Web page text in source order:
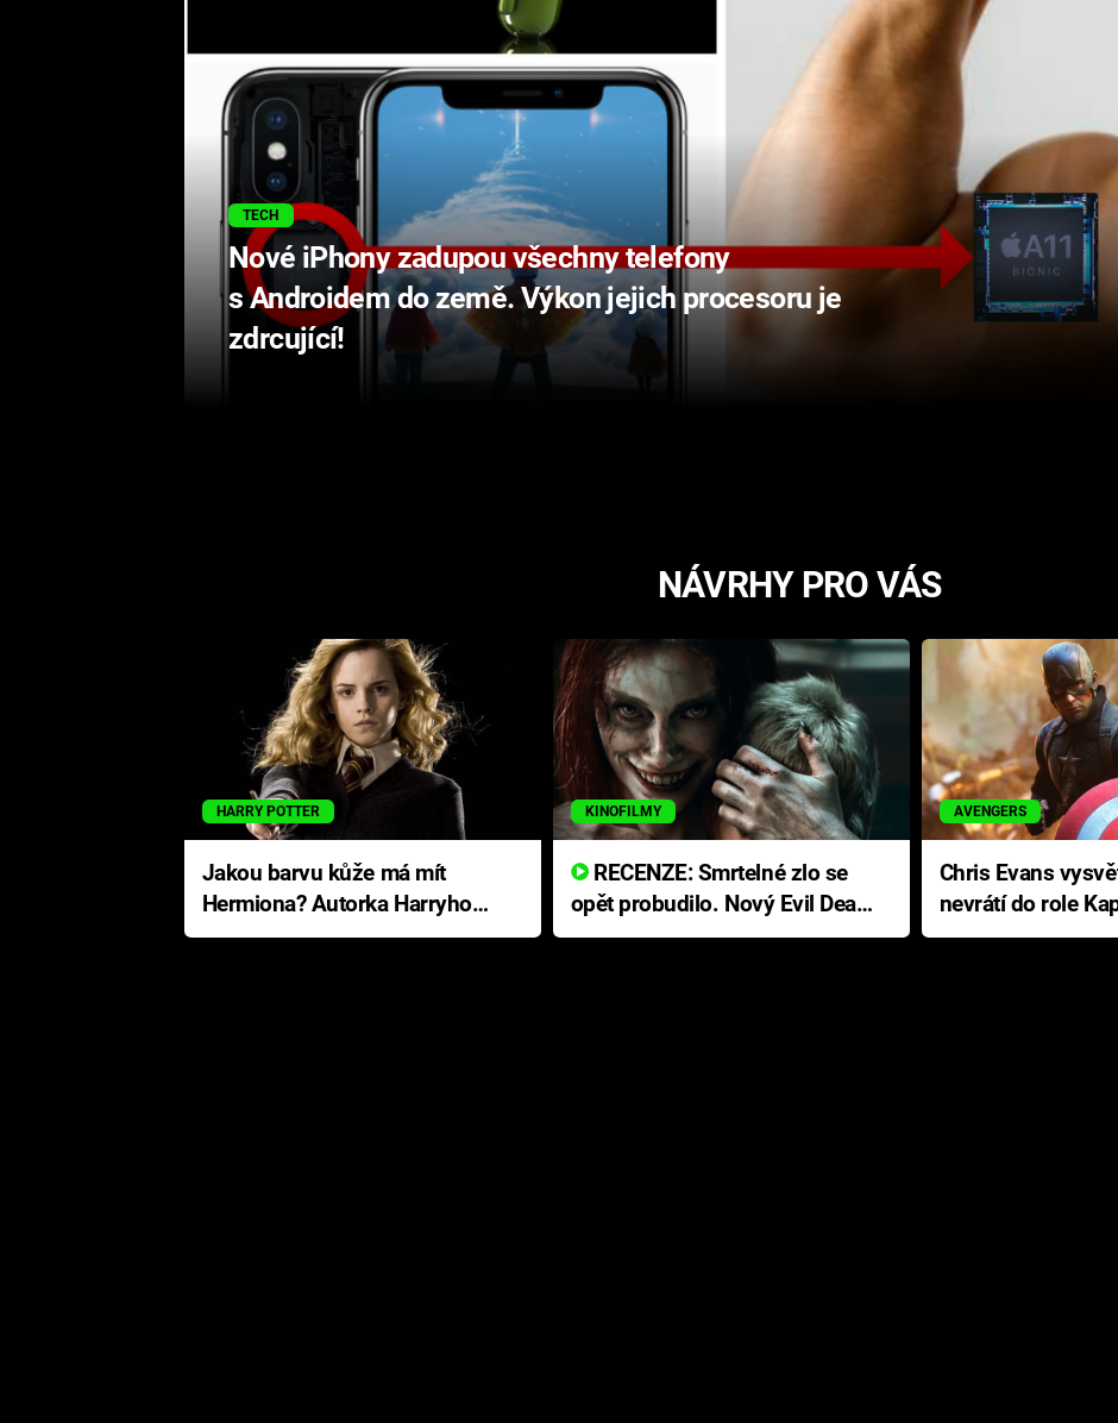
TECH
Nové iPhony zadupou všechny telefony
s Androidem do země. Výkon jejich procesoru je
zdrcující!
NÁVRHY PRO VÁS
HARRY POTTER
Jakou barvu kůže má mít
Hermiona? Autorka Harryho
Pottera přišla s ráznou
KINOFILMY
RECENZE: Smrtelné zlo se
opět probudilo. Nový Evil Dead
přichází s neodolatelnou
AVENGERS
Chris Evans
nevrátí do role
Ameriky